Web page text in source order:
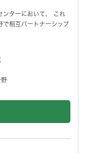
ンターにおいて、 これ
で相互パートナーシップ